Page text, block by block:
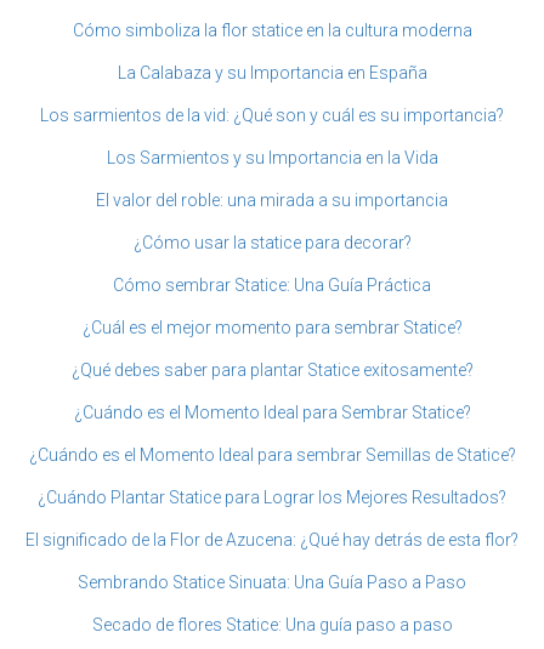
Cómo simboliza la flor statice en la cultura moderna
La Calabaza y su Importancia en España
Los sarmientos de la vid: ¿Qué son y cuál es su importancia?
Los Sarmientos y su Importancia en la Vida
El valor del roble: una mirada a su importancia
¿Cómo usar la statice para decorar?
Cómo sembrar Statice: Una Guía Práctica
¿Cuál es el mejor momento para sembrar Statice?
¿Qué debes saber para plantar Statice exitosamente?
¿Cuándo es el Momento Ideal para Sembrar Statice?
¿Cuándo es el Momento Ideal para sembrar Semillas de Statice?
¿Cuándo Plantar Statice para Lograr los Mejores Resultados?
El significado de la Flor de Azucena: ¿Qué hay detrás de esta flor?
Sembrando Statice Sinuata: Una Guía Paso a Paso
Secado de flores Statice: Una guía paso a paso